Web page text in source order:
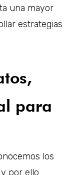
una mayor
estrategias
para
los
por ello